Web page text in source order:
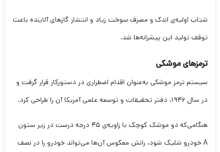
شتاب اولیه‌ی اندک و مصرف سوخت زیاد و انتشار گازهای آلاینده باعث
توقف تولید این پیشرانه‌ها شد.
ترمزهای موشکی
سیستم ترمز موشکی به‌عنوان اقدام اضطراری در دستورکار قرار گرفت و
در سال ۱۹۴۶، دفتر تحقیقات و توسعه علمی آمریکا آن را طراحی کرد.
هنگامی‌که دو موشک کوچک با زاویه‌ی ۴۵ درجه درست در زیر ستون
A خودرو شلیک شود، رانش معکوس آن‌ها می‌تواند خودرو را در نصف